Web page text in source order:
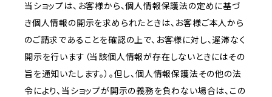
当ショップは、お客様から、個人情報保護法の定めに基づ
き個人情報の開示を求められたときは、お客様ご本人から
のご請求であることを確認の上で、お客様に対し、遅滞なく
開示を行います（当該個人情報が存在しないときにはその
旨を通知いたします。）。但し、個人情報保護法その他の法
令により、当ショップが開示の義務を負わない場合は、この